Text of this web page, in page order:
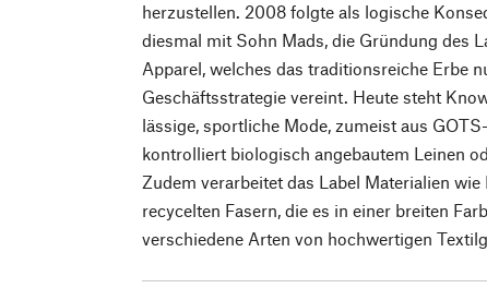
herzustellen. 2008 folgte als logische
diesmal mit Sohn Mads, die Gründung des
Apparel, welches das traditionsreiche Erbe
Geschäftsstrategie vereint. Heute steht
lässige, sportliche Mode, zumeist aus
kontrolliert biologisch angebautem Leinen
Zudem verarbeitet das Label Materialien
recycelten Fasern, die es in einer breiten
verschiedene Arten von hochwertigen